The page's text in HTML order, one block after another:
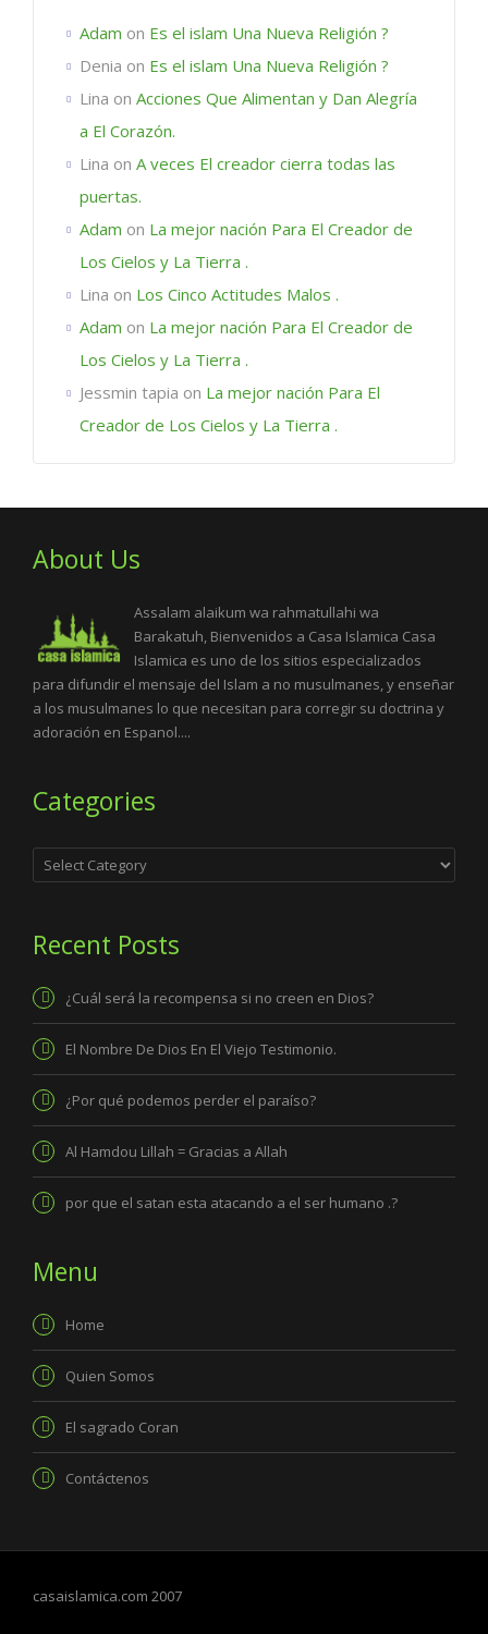
Adam on Es el islam Una Nueva Religión ?
Denia on Es el islam Una Nueva Religión ?
Lina on Acciones Que Alimentan y Dan Alegría
a El Corazón.
Lina on A veces El creador cierra todas las
puertas.
Adam on La mejor nación Para El Creador de
Los Cielos y La Tierra .
Lina on Los Cinco Actitudes Malos .
Adam on La mejor nación Para El Creador de
Los Cielos y La Tierra .
Jessmin tapia on La mejor nación Para El
Creador de Los Cielos y La Tierra .
About Us
Assalam alaikum wa rahmatullahi wa
Barakatuh, Bienvenidos a Casa Islamica Casa
Islamica es uno de los sitios especializados
para difundir el mensaje del Islam a no musulmanes, y enseñar
a los musulmanes lo que necesitan para corregir su doctrina y
adoración en Espanol....
Categories
Categories
Recent Posts
¿Cuál será la recompensa si no creen en Dios?
El Nombre De Dios En El Viejo Testimonio.
¿Por qué podemos perder el paraíso?
Al Hamdou Lillah = Gracias a Allah
por que el satan esta atacando a el ser humano .?
Menu
Home
Quien Somos
El sagrado Coran
Contáctenos
casaislamica.com 2007